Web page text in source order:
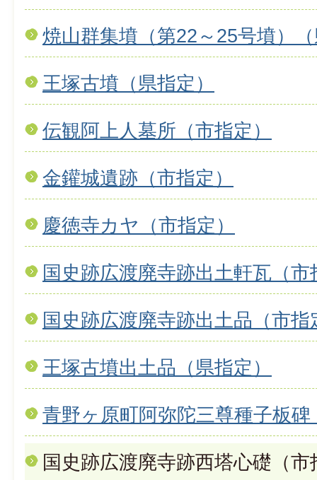
焼山群集墳（第22～25号墳）
王塚古墳（県指定）
伝観阿上人墓所（市指定）
金鑵城遺跡（市指定）
慶徳寺カヤ（市指定）
国史跡広渡廃寺跡出土軒瓦（市
国史跡広渡廃寺跡出土品（市指
王塚古墳出土品（県指定）
青野ヶ原町阿弥陀三尊種子板碑
国史跡広渡廃寺跡西塔心礎（市